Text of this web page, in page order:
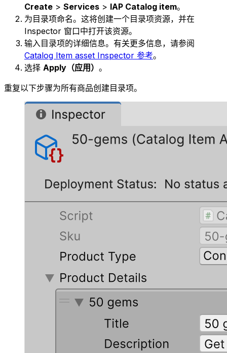
Create > Services > IAP Catalog item。
为目录项命名。这将创建一个目录项资源，并在
Inspector 窗口中打开该资源。
输入目录项的详细信息。有关更多信息，请参阅
Catalog Item asset Inspector 参考。
选择 Apply（应用） 。
重复以下步骤为所有商品创建目录项。